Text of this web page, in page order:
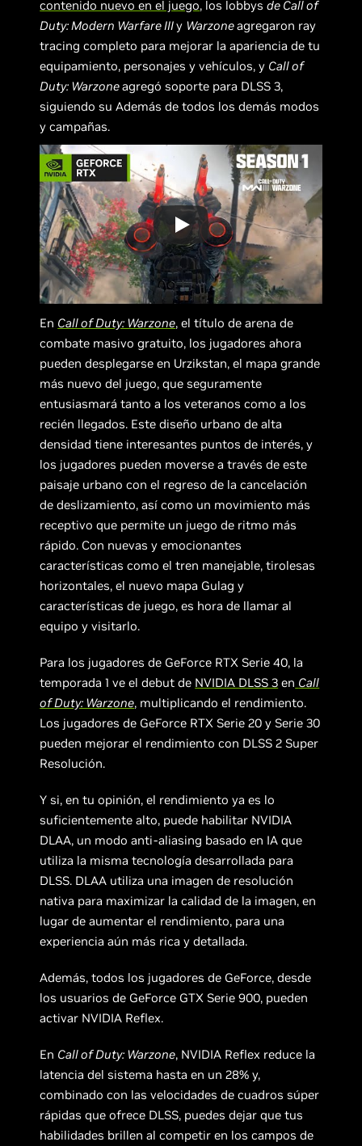
contenido nuevo en el juego, los lobbysde Call of
Duty: Modern Warfare IIIy Warzoneagregaron ray
tracing completo para mejorar la apariencia de tu
equipamiento, personajes y vehículos, y Call of
Duty: Warzoneagregó soporte para DLSS 3,
siguiendo su Además de todos los demás modos
y campañas.
En Call of Duty: Warzone, el título de arena de
combate masivo gratuito, los jugadores ahora
pueden desplegarse en Urzikstan, el mapa grande
más nuevo del juego, que seguramente
entusiasmará tanto a los veteranos como a los
recién llegados. Este diseño urbano de alta
densidad tiene interesantes puntos de interés, y
los jugadores pueden moverse a través de este
paisaje urbano con el regreso de la cancelación
de deslizamiento, así como un movimiento más
receptivo que permite un juego de ritmo más
rápido. Con nuevas y emocionantes
características como el tren manejable, tirolesas
horizontales, el nuevo mapa Gulag y
características de juego, es hora de llamar al
equipo y visitarlo.
Para los jugadores de GeForce RTX Serie 40, la
temporada 1 ve el debut de NVIDIA DLSS 3 en Call
of Duty: Warzone, multiplicando el rendimiento.
Los jugadores de GeForce RTX Serie 20 y Serie 30
pueden mejorar el rendimiento con DLSS 2 Super
Resolución.
Y si, en tu opinión, el rendimiento ya es lo
suficientemente alto, puede habilitar NVIDIA
DLAA, un modo anti-aliasing basado en IA que
utiliza la misma tecnología desarrollada para
DLSS. DLAA utiliza una imagen de resolución
nativa para maximizar la calidad de la imagen, en
lugar de aumentar el rendimiento, para una
experiencia aún más rica y detallada.
Además, todos los jugadores de GeForce, desde
los usuarios de GeForce GTX Serie 900, pueden
activar NVIDIA Reflex.
En Call of Duty: Warzone, NVIDIA Reflex reduce la
latencia del sistema hasta en un 28% y,
combinado con las velocidades de cuadros súper
rápidas que ofrece DLSS, puedes dejar que tus
habilidades brillen al competir en los campos de